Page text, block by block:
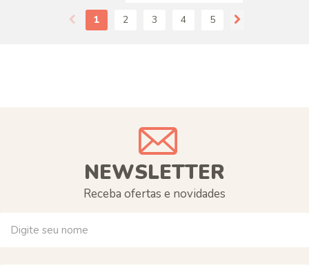
1 2 3 4 5
NEWSLETTER
Receba ofertas e novidades